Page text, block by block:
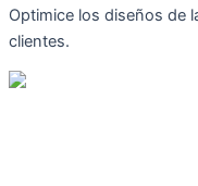
Optimice los diseños de
clientes.